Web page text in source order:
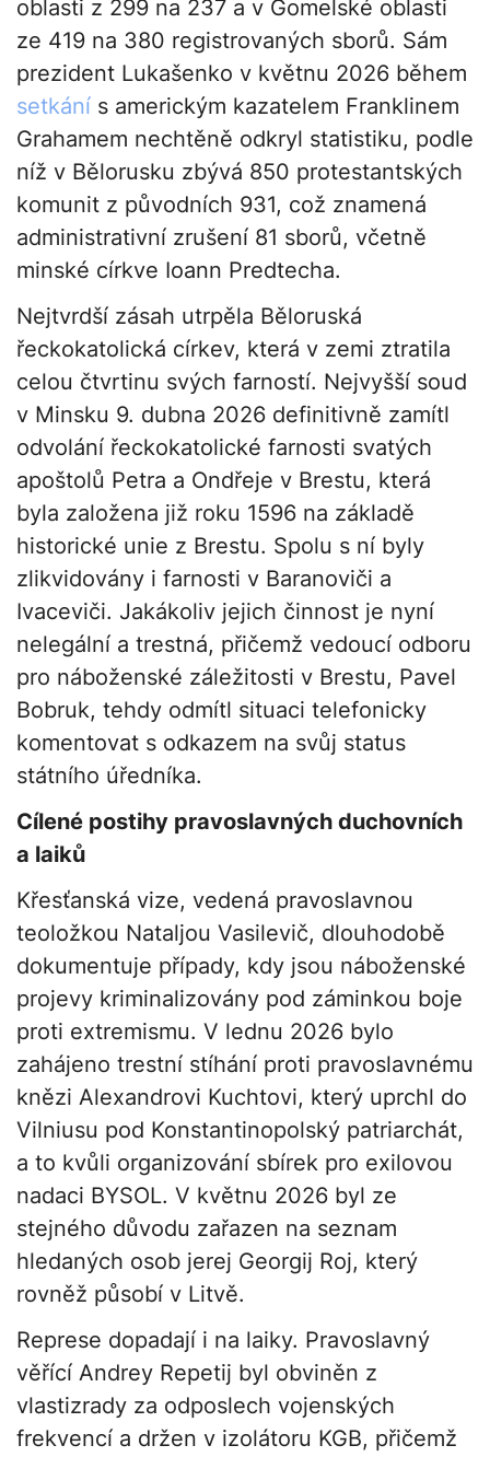
oblasti z 299 na 237 a v Gomelské oblasti
ze 419 na 380 registrovaných sborů. Sám
prezident Lukašenko v květnu 2026 během
setkání s americkým kazatelem Franklinem
Grahamem nechtěně odkryl statistiku, podle
níž v Bělorusku zbývá 850 protestantských
komunit z původních 931, což znamená
administrativní zrušení 81 sborů, včetně
minské církve Ioann Predtecha.
Nejtvrdší zásah utrpěla Běloruská
řeckokatolická církev, která v zemi ztratila
celou čtvrtinu svých farností. Nejvyšší soud
v Minsku 9. dubna 2026 definitivně zamítl
odvolání řeckokatolické farnosti svatých
apoštolů Petra a Ondřeje v Brestu, která
byla založena již roku 1596 na základě
historické unie z Brestu. Spolu s ní byly
zlikvidovány i farnosti v Baranoviči a
Ivaceviči. Jakákoliv jejich činnost je nyní
nelegální a trestná, přičemž vedoucí odboru
pro náboženské záležitosti v Brestu, Pavel
Bobruk, tehdy odmítl situaci telefonicky
komentovat s odkazem na svůj status
státního úředníka.
Cílené postihy pravoslavných duchovních
a laiků
Křesťanská vize, vedená pravoslavnou
teoložkou Nataljou Vasilevič, dlouhodobě
dokumentuje případy, kdy jsou náboženské
projevy kriminalizovány pod záminkou boje
proti extremismu. V lednu 2026 bylo
zahájeno trestní stíhání proti pravoslavnému
knězi Alexandrovi Kuchtovi, který uprchl do
Vilniusu pod Konstantinopolský patriarchát,
a to kvůli organizování sbírek pro exilovou
nadaci BYSOL. V květnu 2026 byl ze
stejného důvodu zařazen na seznam
hledaných osob jerej Georgij Roj, který
rovněž působí v Litvě.
Represe dopadají i na laiky. Pravoslavný
věřící Andrey Repetij byl obviněn z
vlastizrady za odposlech vojenských
frekvencí a držen v izolátoru KGB, přičemž